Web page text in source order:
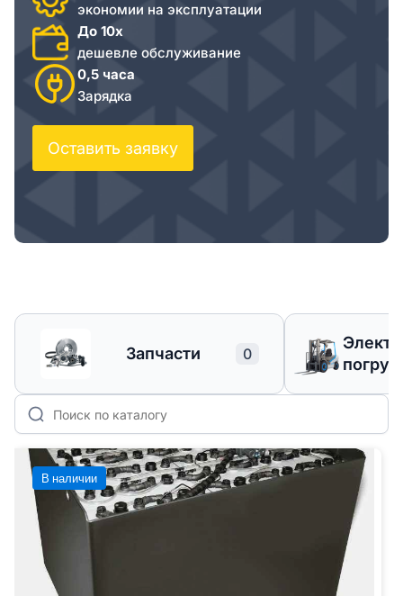
экономии на эксплуатации
До 10х
дешевле обслуживание
0,5 часа
Зарядка
Оставить заявку
Запчасти 0
В наличии